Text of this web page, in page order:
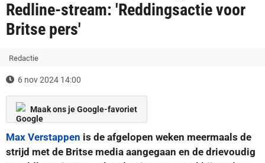
Redline-stream: 'Reddingsactie voor
Britse pers'
Redactie
6 nov 2024 14:00
Maak ons je Google-favoriet
Max Verstappen is de afgelopen weken meermaals de
strijd met de Britse media aangegaan en de drievoudig